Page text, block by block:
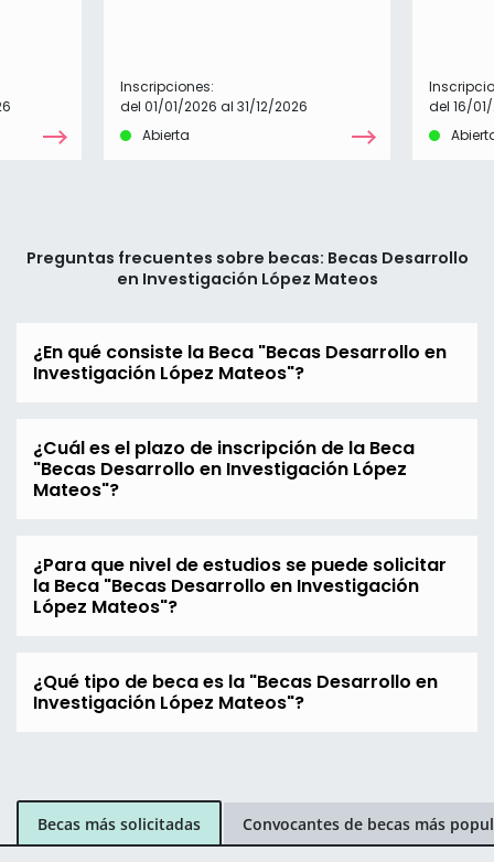
Inscripciones:
del 01/01/2026 al 31/12/2026
Abierta
del 16/
Preguntas frecuentes sobre becas: Becas Desarrollo
en Investigación López Mateos
¿En qué consiste la Beca "Becas Desarrollo en
Investigación López Mateos"?
¿Cuál es el plazo de inscripción de la Beca
"Becas Desarrollo en Investigación López
Mateos"?
¿Para que nivel de estudios se puede solicitar
la Beca "Becas Desarrollo en Investigación
López Mateos"?
¿Qué tipo de beca es la "Becas Desarrollo en
Investigación López Mateos"?
Becas más solicitadas Convocantes de becas más